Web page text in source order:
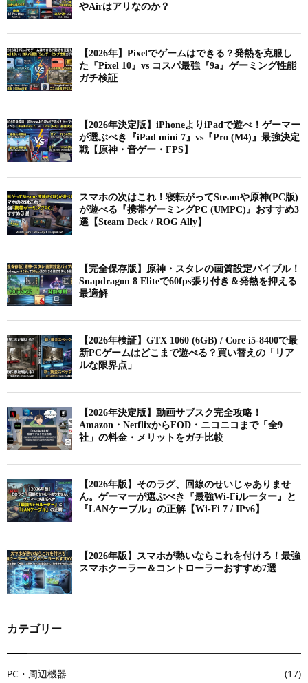
やAirはアリなのか？
【2026年】Pixelでゲームはできる？発熱を克服し
た『Pixel 10』vs コスパ最強『9a』ゲーミング性能
ガチ検証
【2026年決定版】iPhoneよりiPadで遊べ！ゲーマー
が選ぶべき『iPad mini 7』vs『Pro (M4)』最強決定
戦【原神・音ゲー・FPS】
スマホの次はこれ！寝転がってSteamや原神(PC版)
が遊べる『携帯ゲーミングPC (UMPC)』おすすめ3
選【Steam Deck / ROG Ally】
【完全保存版】原神・スタレの画質設定バイブル！
Snapdragon 8 Eliteで60fps張り付き＆発熱を抑える
最適解
【2026年検証】GTX 1060 (6GB) / Core i5-8400で最
新PCゲームはどこまで遊べる？買い替えの「リア
ルな限界点」
【2026年決定版】動画サブスク完全攻略！
Amazon・NetflixからFOD・ニコニコまで「全9
社」の料金・メリットをガチ比較
【2026年版】そのラグ、回線のせいじゃありませ
ん。ゲーマーが選ぶべき『最強Wi-Fiルーター』と
『LANケーブル』の正解【Wi-Fi 7 / IPv6】
【2026年版】スマホが熱いならこれを付けろ！最強
スマホクーラー＆コントローラーおすすめ7選
カテゴリー
PC・周辺機器
(17)